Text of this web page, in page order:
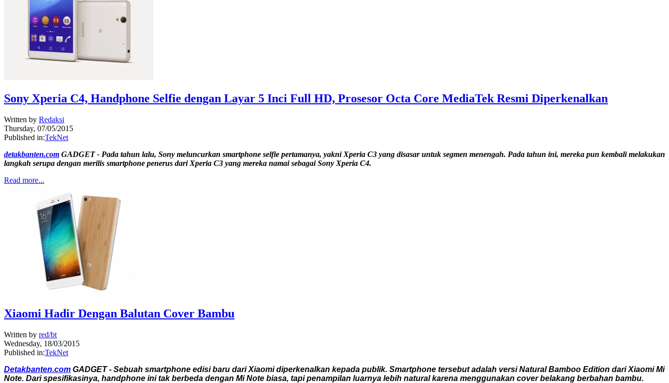
Sony Xperia C4, Handphone Selfie dengan Layar 5 Inci Full HD, Prosesor Octa Core MediaTek Resmi Diperkenalkan
Written by Redaksi
Thursday, 07/05/2015
Published in:TekNet
detakbanten.com GADGET - Pada tahun lalu, Sony meluncurkan smartphone selfie pertamanya, yakni Xperia C3 yang disasar untuk segmen menengah. Pada tahun ini, mereka pun kembali melakukan
langkah serupa dengan merilis smartphone penerus dari Xperia C3 yang mereka namai sebagai Sony Xperia C4.
Read more...
Xiaomi Hadir Dengan Balutan Cover Bambu
Written by red/bt
Wednesday, 18/03/2015
Published in:TekNet
Detakbanten.com GADGET - Sebuah smartphone edisi baru dari Xiaomi diperkenalkan kepada publik. Smartphone tersebut adalah versi Natural Bamboo Edition dari Xiaomi Mi
Note. Dari spesifikasinya, handphone ini tak berbeda dengan Mi Note biasa, tapi penampilan luarnya lebih natural karena menggunakan cover belakang berbahan bambu.